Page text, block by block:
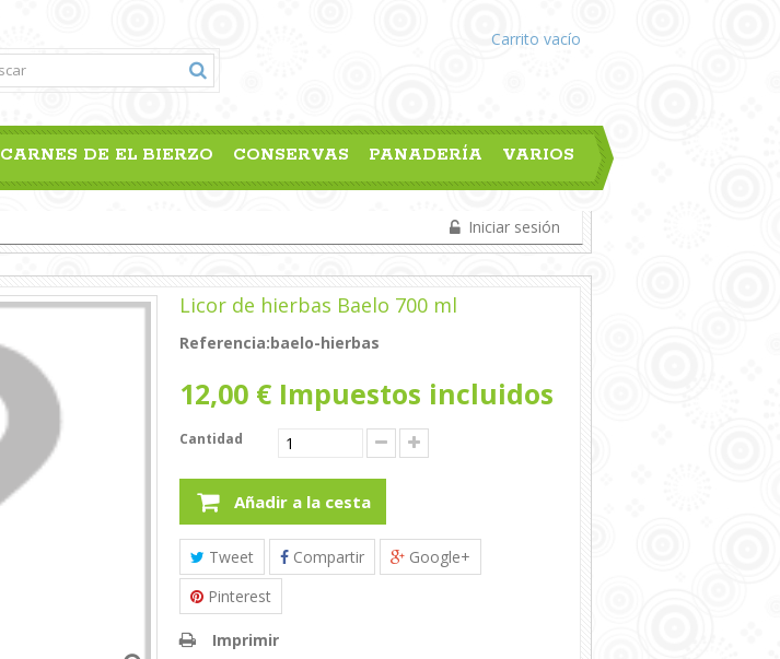
Carrito vacío
CARNES DE EL BIERZO CONSERVAS PANADERÍA VARIOS
Iniciar sesión
Licor de hierbas Baelo 700 ml
Referencia:baelo-hierbas
12,00 € Impuestos incluidos
Cantidad
Añadir a la cesta
Tweet Compartir
Google+
Pinterest
Imprimir